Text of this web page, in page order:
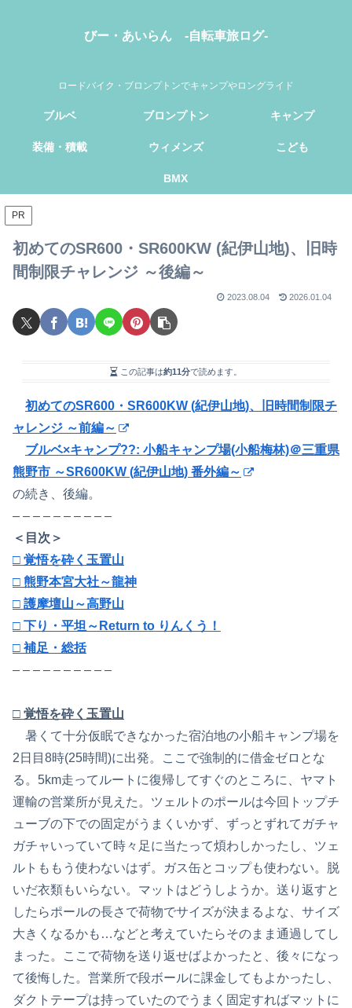
びー・あいらん -自転車旅ログ-
ロードバイク・ブロンプトンでキャンプやロングライド
ブルベ ブロンプトン キャンプ
装備・積載 ウィメンズ こども
BMX
PR
初めてのSR600・SR600KW (紀伊山地)、旧時
間制限チャレンジ ～後編～
2023.08.04 2026.01.04
この記事は約11分で読めます。
初めてのSR600・SR600KW (紀伊山地)、旧時間制限チ
ャレンジ ～前編～
ブルベ×キャンプ??: 小船キャンプ場(小船梅林)＠三重県
熊野市 ～SR600KW (紀伊山地) 番外編～
の続き、後編。
– – – – – – – – – –
＜目次＞
□ 覚悟を砕く玉置山
□ 熊野本宮大社～龍神
□ 護摩壇山～高野山
□ 下り・平坦～Return to りんくう！
□ 補足・総括
– – – – – – – – – –
□ 覚悟を砕く玉置山
暑くて十分仮眠できなかった宿泊地の小船キャンプ場を
2日目8時(25時間)に出発。ここで強制的に借金ゼロとな
る。5km走ってルートに復帰してすぐのところに、ヤマト
運輸の営業所が見えた。ツェルトのポールは今回トップチ
ューブの下での固定がうまくいかず、ずっとずれてガチャ
ガチャいっていて時々足に当たって煩わしかったし、ツェ
ルトももう使わないはず。ガス缶とコップも使わない。脱
いだ衣類もいらない。マットはどうしようか。送り返すと
したらポールの長さで荷物でサイズが決まるよな、サイズ
大きくなるかも…などと考えていたらそのまま通過してし
まった。ここで荷物を送り返せばよかったと、後々になっ
て後悔した。営業所で段ボールに課金してもよかったし、
ダクトテープは持っていたのでうまく固定すればマットに